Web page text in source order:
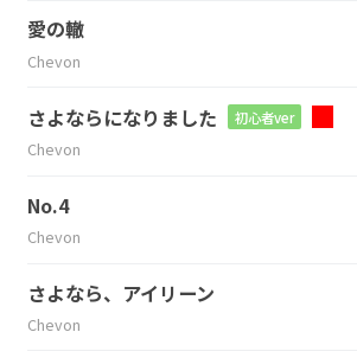
愛の轍
Chevon
さよならになりました 初心者ver
Chevon
No.4
Chevon
さよなら、アイリーン
Chevon